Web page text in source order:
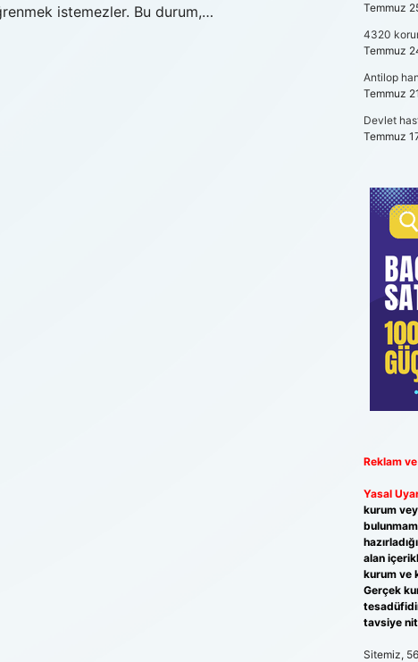
istemezler. Bu durum,…
Temmuz
4320
Temmuz
Antilop
Temmuz
Devlet
Temmuz
Reklam
Yasal
kurum
alan
kurum ve
Gerçek
tavsiye
Sitemiz,